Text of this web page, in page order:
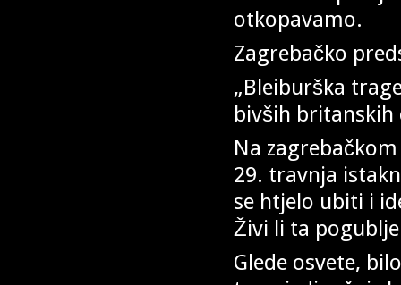
otkopavamo.
Zagrebačko
„Bleiburška
bivših britanskih
Na
29. travnja
se htjelo ubiti i
Živi li ta
Glede osvete,